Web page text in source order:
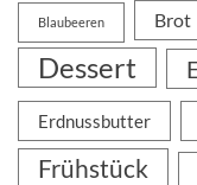
Blaubeeren Brot
Dessert
Erdnussbutter
Frühstück